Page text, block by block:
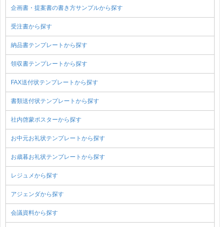
企画書・提案書の書き方サンプルから探す
受注書から探す
納品書テンプレートから探す
領収書テンプレートから探す
FAX送付状テンプレートから探す
書類送付状テンプレートから探す
社内啓蒙ポスターから探す
お中元お礼状テンプレートから探す
お歳暮お礼状テンプレートから探す
レジュメから探す
アジェンダから探す
会議資料から探す